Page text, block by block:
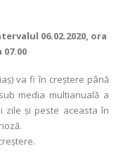
06.02.2020, ora
07.00
va fi în creștere până
media multianuală a
zile și peste aceasta în